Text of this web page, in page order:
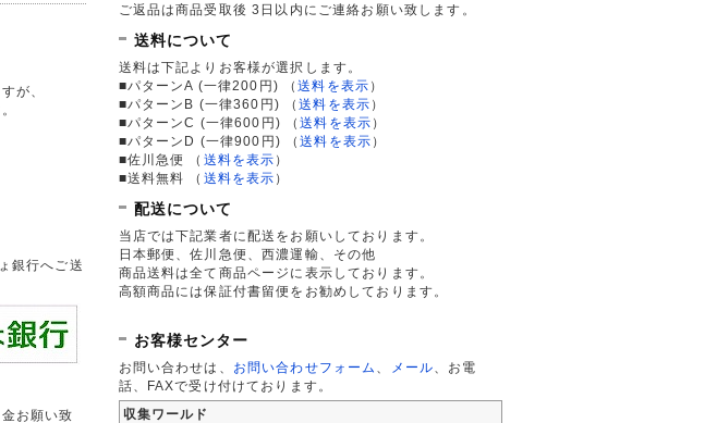
が、
銀行へご送
お願い致
ご返品は商品受取後 3日以内にご連絡お願い致します。
送料について
送料は下記よりお客様が選択します。
■パターンA (一律200円)
（送料を表示 ）
■パターンB (一律360円)
（送料を表示 ）
■パターンC (一律600円)
（送料を表示 ）
■パターンD (一律900円)
（送料を表示 ）
■佐川急便
（ 送料を表示 ）
■送料無料
（ 送料を表示 ）
配送について
当店では下記業者に配送をお願いしております。
日本郵便、佐川急便、西濃運輸、その他
商品送料は全て商品ページに表示しております。
高額商品には保証付書留便をお勧めしております。
お客様センター
お問い合わせは、 お問い合わせフォーム メール 、お電
話、FAXで受け付けております。
収集ワールド